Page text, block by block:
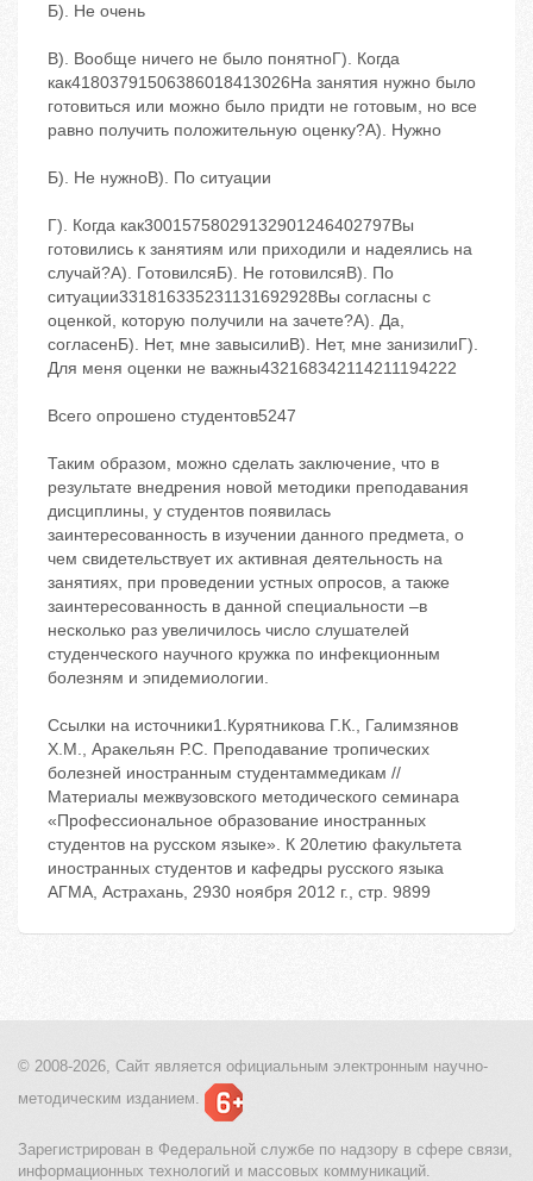
Б). Не очень
В). Вообще ничего не было понятноГ). Когда
как41803791506386018413026На занятия нужно было
готовиться или можно было придти не готовым, но все
равно получить положительную оценку?А). Нужно
Б). Не нужноВ). По ситуации
Г). Когда как30015758029132901246402797Вы
готовились к занятиям или приходили и надеялись на
случай?А). ГотовилсяБ). Не готовилсяВ). По
ситуации331816335231131692928Вы согласны с
оценкой, которую получили на зачете?А). Да,
согласенБ). Нет, мне завысилиВ). Нет, мне занизилиГ).
Для меня оценки не важны432168342114211194222
Всего опрошено студентов5247
Таким образом, можно сделать заключение, что в
результате внедрения новой методики преподавания
дисциплины, у студентов появилась
заинтересованность в изучении данного предмета, о
чем свидетельствует их активная деятельность на
занятиях, при проведении устных опросов, а также
заинтересованность в данной специальности –в
несколько раз увеличилось число слушателей
студенческого научного кружка по инфекционным
болезням и эпидемиологии.
Ссылки на источники1.Курятникова Г.К., Галимзянов
Х.М., Аракельян Р.С. Преподавание тропических
болезней иностранным студентаммедикам //
Материалы межвузовского методического семинара
«Профессиональное образование иностранных
студентов на русском языке». К 20летию факультета
иностранных студентов и кафедры русского языка
АГМА, Астрахань, 2930 ноября 2012 г., стр. 9899
© 2008-2026, Сайт является официальным электронным научно-
методическим изданием.
Зарегистрирован в Федеральной службе по надзору в сфере связи,
информационных технологий и массовых коммуникаций.